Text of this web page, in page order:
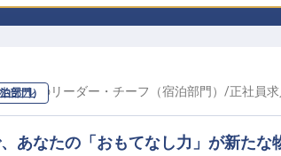
部門）
テル のリーダー・チーフ（宿泊部門） /正社員求
あなたの「おもてなし力」が新たな